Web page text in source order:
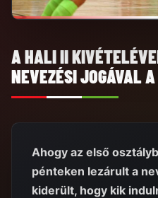
A HALI II
NEVEZÉSI JOGÁVAL
Ahogy az első
pénteken lezárult a
kiderült, hogy kik